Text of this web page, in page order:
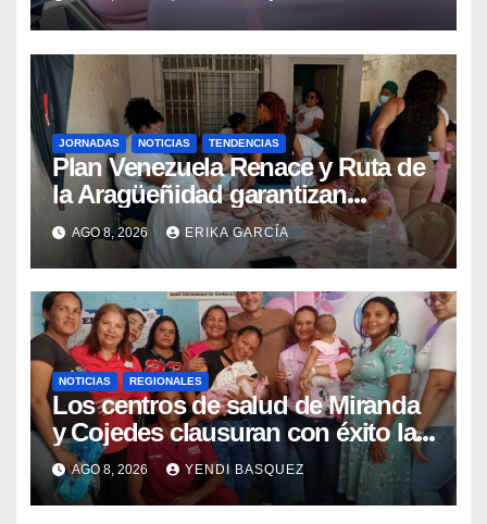
epidemiológica
JORNADAS NOTICIAS TENDENCIAS
Plan Venezuela Renace y Ruta de
la Aragüeñidad garantizan
atención médica integral en
Aragua
AGO 8, 2026 ERIKA GARCÍA
NOTICIAS REGIONALES
Los centros de salud de Miranda
y Cojedes clausuran con éxito la
Semana Mundial de la Lactancia
Materna
AGO 8, 2026 YENDI BASQUEZ